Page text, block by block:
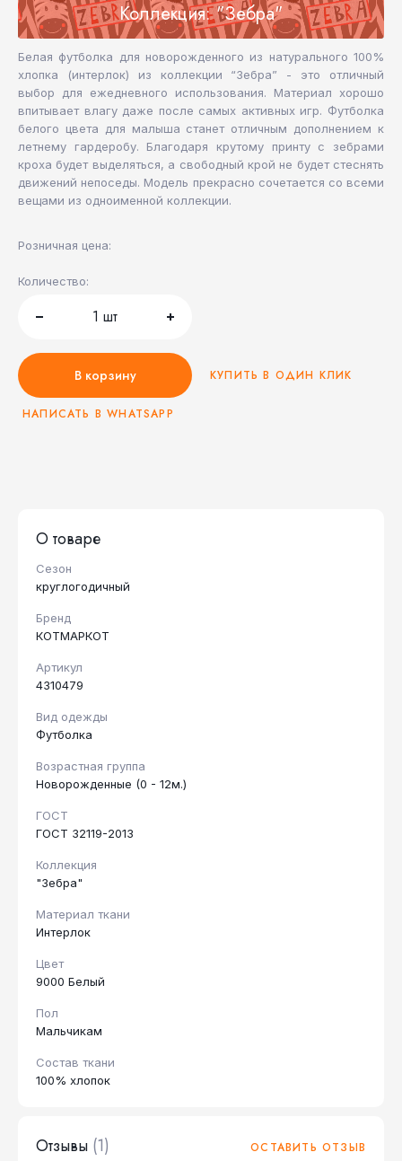
Коллекция: "Зебра"
Белая футболка для новорожденного из натурального 100%
хлопка (интерлок) из коллекции “Зебра” - это отличный
выбор для ежедневного использования. Материал хорошо
впитывает влагу даже после самых активных игр. Футболка
белого цвета для малыша станет отличным дополнением к
летнему гардеробу. Благодаря крутому принту с зебрами
кроха будет выделяться, а свободный крой не будет стеснять
движений непоседы. Модель прекрасно сочетается со всеми
вещами из одноименной коллекции.
Розничная цена:
Количество:
1 шт
В корзину КУПИТЬ В ОДИН КЛИК
НАПИСАТЬ В WHATSAPP
О товаре
Сезон
круглогодичный
Бренд
КОТМАРКОТ
Артикул
4310479
Вид одежды
Футболка
Возрастная группа
Новорожденные (0 - 12м.)
ГОСТ
ГОСТ 32119-2013
Коллекция
"Зебра"
Материал ткани
Интерлок
Цвет
9000 Белый
Пол
Мальчикам
Состав ткани
100% хлопок
Отзывы (1) ОСТАВИТЬ ОТЗЫВ